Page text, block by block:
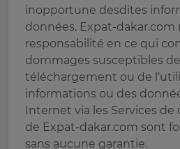
inopportune desdites
données. Expat-dakar.com
responsabilité en ce qui
dommages susceptibles
téléchargement ou de
informations ou des
Internet via les Services de
de Expat-dakar.com sont
sans aucune garantie.